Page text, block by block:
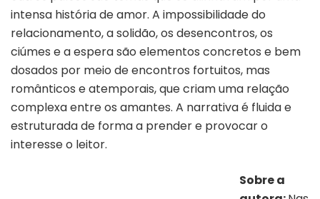
intensa história de amor. A impossibilidade do
relacionamento, a solidão, os desencontros, os
ciúmes e a espera são elementos concretos e bem
dosados por meio de encontros fortuitos, mas
românticos e atemporais, que criam uma relação
complexa entre os amantes. A narrativa é fluida e
estruturada de forma a prender e provocar o
interesse o leitor.
Sobre a